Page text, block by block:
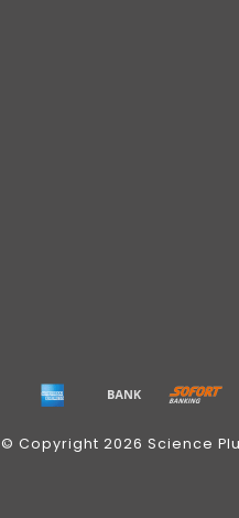
© Copyright 2026 Science